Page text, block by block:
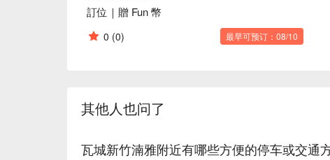
訂位｜贈 Fun 幣
0 (0) 最早可预订：08/10
其他人也问了
瓦城新竹湳雅附近有哪些方便的停车或交通